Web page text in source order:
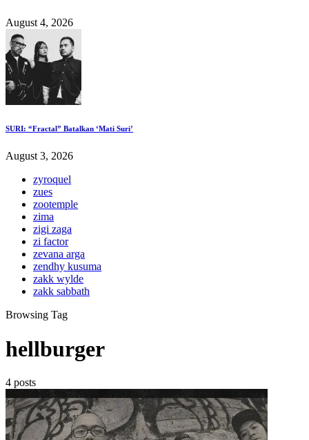
August 4, 2026
SURI: “Fractal” Batalkan ‘Mati Suri’
August 3, 2026
zyroquel
zues
zootemple
zima
zigi zaga
zi factor
zevana arga
zendhy kusuma
zakk wylde
zakk sabbath
Browsing Tag
hellburger
4 posts